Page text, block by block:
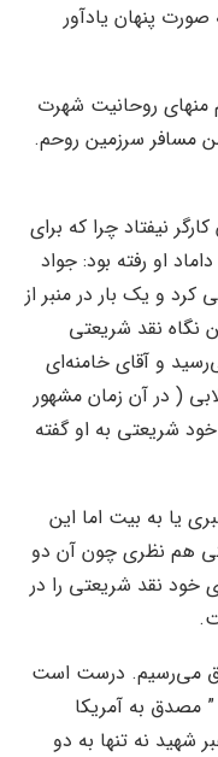
صورت پنهان یادآور
منهای روحانیت شهرت
مسافر سرزمین روحم.
نیفتاد چرا که برای
او رفته بود: جواد
کرد و یک بار در منبر از
نگاه نقد شریعتی
و آقای خامنه‌ای
( در آن زمان مشهور
شریعتی به او گفته
یا به بیت اما این
هم نظری چون آن دو
خود نقد شریعتی را در
می‌رسیم. درست است
” مصدق به آمریکا
شهید نه تنها به دو